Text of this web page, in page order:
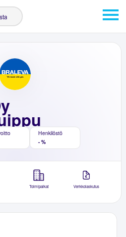
Henkilöstö
- %
Toimipaikat Verkkolaskutus